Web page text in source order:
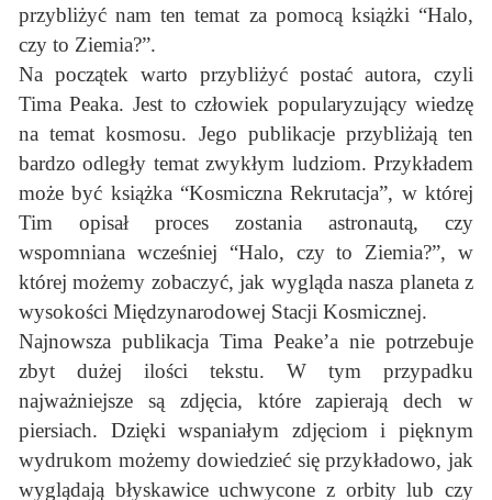
przybliżyć nam ten temat za pomocą książki “Halo,
czy to Ziemia?”.
Na początek warto przybliżyć postać autora, czyli
Tima Peaka. Jest to człowiek popularyzujący wiedzę
na temat kosmosu. Jego publikacje przybliżają ten
bardzo odległy temat zwykłym ludziom. Przykładem
może być książka “Kosmiczna Rekrutacja”, w której
Tim opisał proces zostania astronautą, czy
wspomniana wcześniej “Halo, czy to Ziemia?”, w
której możemy zobaczyć, jak wygląda nasza planeta z
wysokości Międzynarodowej Stacji Kosmicznej.
Najnowsza publikacja Tima Peake’a nie potrzebuje
zbyt dużej ilości tekstu. W tym przypadku
najważniejsze są zdjęcia, które zapierają dech w
piersiach. Dzięki wspaniałym zdjęciom i pięknym
wydrukom możemy dowiedzieć się przykładowo, jak
wyglądają błyskawice uchwycone z orbity lub czy